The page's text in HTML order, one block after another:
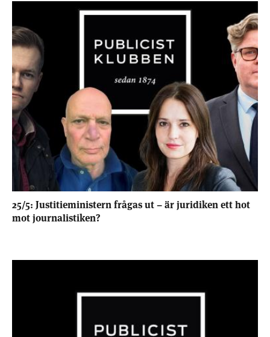
25/5: Justitieministern frågas ut – är juridiken ett hot
mot journalistiken?